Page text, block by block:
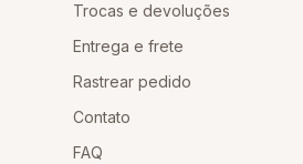
Trocas e devoluções
Entrega e frete
Rastrear pedido
Contato
FAQ